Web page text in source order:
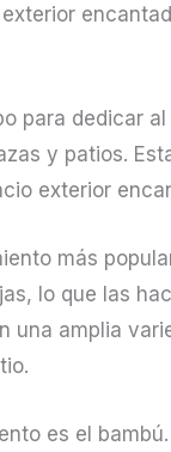
para dedicar
y patios.
exterior
más
lo que las
una amplia
es el